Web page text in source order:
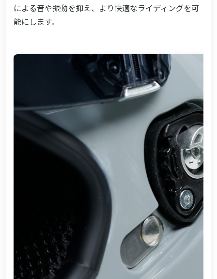
による音や振動を抑え、より快適なライディングを可
能にします。